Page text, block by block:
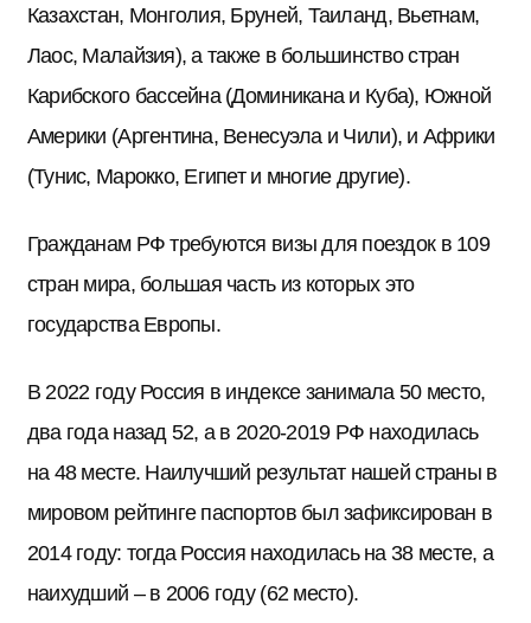
Казахстан, Монголия, Бруней, Таиланд, Вьетнам,
Лаос, Малайзия), а также в большинство стран
Карибского бассейна (Доминикана и Куба), Южной
Америки (Аргентина, Венесуэла и Чили), и Африки
(Тунис, Марокко, Египет и многие другие).
Гражданам РФ требуются визы для поездок в 109
стран мира, большая часть из которых это
государства Европы.
В 2022 году Россия в индексе занимала 50 место,
два года назад 52, а в 2020-2019 РФ находилась
на 48 месте. Наилучший результат нашей страны в
мировом рейтинге паспортов был зафиксирован в
2014 году: тогда Россия находилась на 38 месте, а
наихудший – в 2006 году (62 место).